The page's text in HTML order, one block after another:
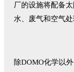
厂的设施将配备
水、废气和空气处
除DOMO化学以